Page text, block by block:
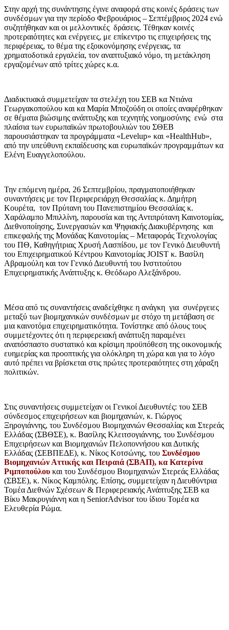
Στην αρχή της συνάντησης έγινε αναφορά στις κοινές δράσεις των
συνδέσμων για την περίοδο Φεβρουάριος – Σεπτέμβριος 2024 ενώ
συζητήθηκαν και οι μελλοντικές δράσεις. Τέθηκαν κοινές
προτεραιότητες και ενέργειες, με επίκεντρο τις επιχειρήσεις της
περιφέρειας, το θέμα της εξοικονόμησης ενέργειας, τα
χρηματοδοτικά εργαλεία, τον αναπτυξιακό νόμο, τη μετάκληση
εργαζομένων από τρίτες χώρες κ.α.
Διαδικτυακά συμμετείχαν τα στελέχη του ΣΕΒ κα Ντιάνα
Γεωργακοπούλου και κα Μαρία Μποζούδη οι οποίες αναφέρθηκαν
σε θέματα βιώσιμης ανάπτυξης και τεχνητής νοημοσύνης ενώ στα
πλαίσια των ευρωπαϊκών πρωτοβουλιών του ΣΘΕΒ
παρουσιάστηκαν τα προγράμματα «Levelup» και «HealthHub»,
από την υπεύθυνη εκπαίδευσης και ευρωπαϊκών προγραμμάτων κα
Ελένη Ευαγγελοπούλου.
Την επόμενη ημέρα, 26 Σεπτεμβρίου, πραγματοποιήθηκαν
συναντήσεις με τον Περιφερειάρχη Θεσσαλίας κ. Δημήτρη
Κουρέτα, τον Πρύτανη του Πανεπιστημίου Θεσσαλίας κ.
Χαράλαμπο Μπιλλίνη, παρουσία και της Αντιπρύτανη Καινοτομίας,
Διεθνοποίησης, Συνεργασιών και Ψηφιακής Διακυβέρνησης και
επικεφαλής της Μονάδας Καινοτομίας – Μεταφοράς Τεχνολογίας
του ΠΘ, Καθηγήτριας Χρυσή Λασπίδου, με τον Γενικό Διευθυντή
του Επιχειρηματικού Κέντρου Καινοτομίας JOIST κ. Βασίλη
Αβραμούλη και τον Γενικό Διευθυντή του Ινστιτούτου
Επιχειρηματικής Ανάπτυξης κ. Θεόδωρο Αλεξάνδρου.
Μέσα από τις συναντήσεις αναδείχθηκε η ανάγκη για συνέργειες
μεταξύ των βιομηχανικών συνδέσμων με στόχο τη μετάβαση σε
μια καινοτόμα επιχειρηματικότητα. Τονίστηκε από όλους τους
συμμετέχοντες ότι η περιφερειακή ανάπτυξη παραμένει
αναπόσπαστο συστατικό και κρίσιμη προϋπόθεση της οικονομικής
ευημερίας και προοπτικής για ολόκληρη τη χώρα και για το λόγο
αυτό πρέπει να βρίσκεται στις πρώτες προτεραιότητες στη χάραξη
πολιτικών.
Στις συναντήσεις συμμετείχαν οι Γενικοί Διευθυντές: του ΣΕΒ
σύνδεσμος επιχειρήσεων και βιομηχανιών, κ. Γιώργος
Ξηρογιάννης, του Συνδέσμου Βιομηχανιών Θεσσαλίας και Στερεάς
Ελλάδας (ΣΒΘΣΕ), κ. Βασίλης Κλειτσογιάννης, του Συνδέσμου
Επιχειρήσεων και Βιομηχανιών Πελοποννήσου και Δυτικής
Ελλάδας (ΣΕΒΠΕΔΕ), κ. Νίκος Κοτσώνης, του Συνδέσμου
Βιομηχανιών Αττικής και Πειραιά (ΣΒΑΠ), κα Κατερίνα
Ριμποπούλου και του Συνδέσμου Βιομηχανιών Στερεάς Ελλάδας
(ΣΒΣΕ), κ. Νίκος Καμπόλης. Επίσης, συμμετείχαν η Διευθύντρια
Τομέα Διεθνών Σχέσεων & Περιφερειακής Ανάπτυξης ΣΕΒ κα
Βίκυ Μακρυγιάννη και η SeniorAdvisor του ίδιου Τομέα κα
Ελευθερία Ρώμα.